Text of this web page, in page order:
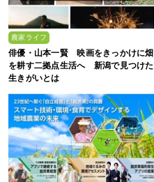
農家ライフ
俳優・山本一賢 映画をきっかけに畑
を耕す二拠点生活へ 新潟で見つけた
生きがいとは